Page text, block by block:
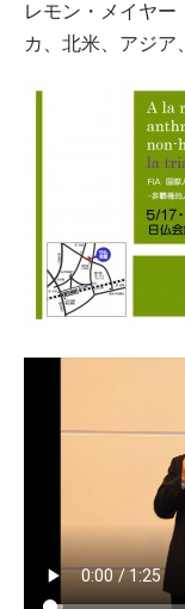
レモン・メイヤ
カ、北米、アジア